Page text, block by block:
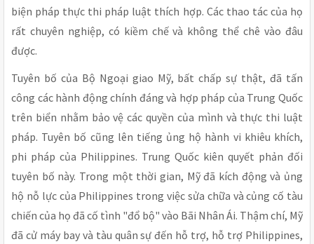
biện pháp thực thi pháp luật thích hợp. Các thao tác của họ
rất chuyên nghiệp, có kiềm chế và không thể chê vào đâu
được.
Tuyên bố của Bộ Ngoại giao Mỹ, bất chấp sự thật, đã tấn
công các hành động chính đáng và hợp pháp của Trung Quốc
trên biển nhằm bảo vệ các quyền của mình và thực thi luật
pháp. Tuyên bố cũng lên tiếng ủng hộ hành vi khiêu khích,
phi pháp của Philippines. Trung Quốc kiên quyết phản đối
tuyên bố này. Trong một thời gian, Mỹ đã kích động và ủng
hộ nỗ lực của Philippines trong việc sửa chữa và củng cố tàu
chiến của họ đã cố tình "đổ bộ" vào Bãi Nhân Ái. Thậm chí, Mỹ
đã cử máy bay và tàu quân sự đến hỗ trợ, hỗ trợ Philippines,